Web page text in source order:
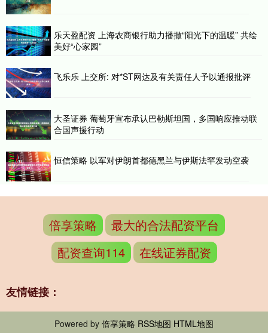
乐天盈配资 上海农商银行助力播撒“阳光下的温暖” 共绘
美好“心家园”
飞乐乐 上交所: 对*ST网达及有关责任人予以通报批评
大圣证券 葡萄牙宣布承认巴勒斯坦国，多国响应推动联
合国声援行动
恒信策略 以军对伊朗首都德黑兰与伊斯法罕发动空袭
倍享策略
最大的合法配资平台
配资查询114
在线证券配资
友情链接：
Powered by 倍享策略 RSS地图 HTML地图